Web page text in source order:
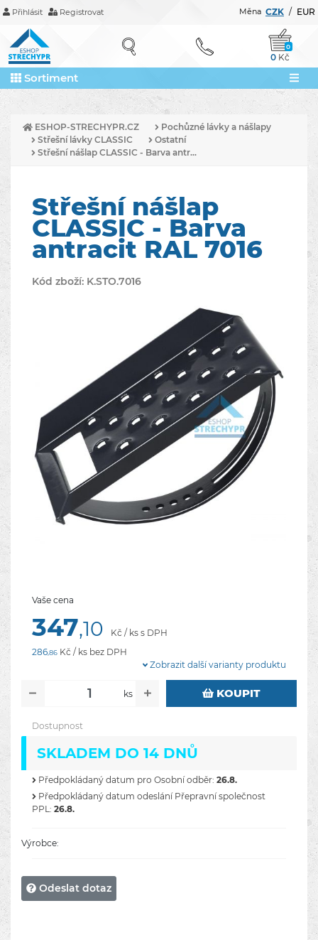
Přihlásit Registrovat CZK / EUR
Měna
0
0 Kč
Sortiment
ESHOP-STRECHYPR.CZ
Pochůzné lávky a nášlapy
Střešní lávky CLASSIC
Ostatní
Střešní nášlap CLASSIC - Barva antr...
Střešní nášlap
CLASSIC - Barva
antracit RAL 7016
Kód zboží: K.STO.7016
Vaše cena
347,10
Kč / ks s DPH
286,86 Kč / ks bez DPH
Zobrazit další varianty produktu
ks KOUPIT
Dostupnost
SKLADEM DO 14 DNŮ
Předpokládaný datum pro Osobní odběr: 26.8.
Předpokládaný datum odeslání Přepravní společnost
PPL: 26.8.
Výrobce:
Odeslat dotaz